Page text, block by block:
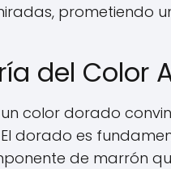
prometiendo
del Color
color dorado
dorado es
de marrón